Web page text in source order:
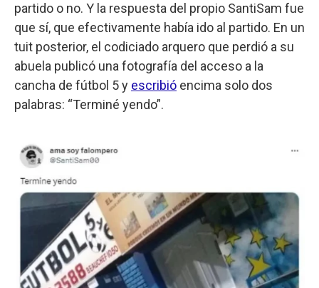
partido o no. Y la respuesta del propio SantiSam fue
que sí, que efectivamente había ido al partido. En un
tuit posterior, el codiciado arquero que perdió a su
abuela publicó una fotografía del acceso a la
cancha de fútbol 5 y escribió encima solo dos
palabras: “Terminé yendo”.